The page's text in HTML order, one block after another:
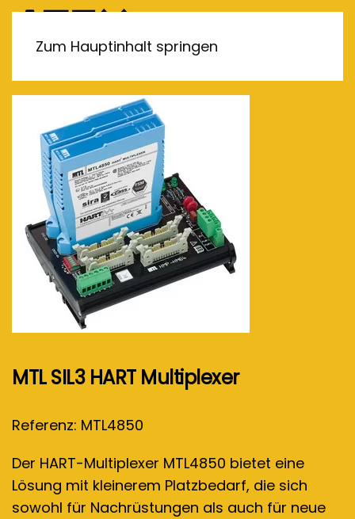
Zum Hauptinhalt springen
MTL SIL3 HART Multiplexer
Referenz: MTL4850
Der HART-Multiplexer MTL4850 bietet eine
Lösung mit kleinerem Platzbedarf, die sich
sowohl für Nachrüstungen als auch für neue